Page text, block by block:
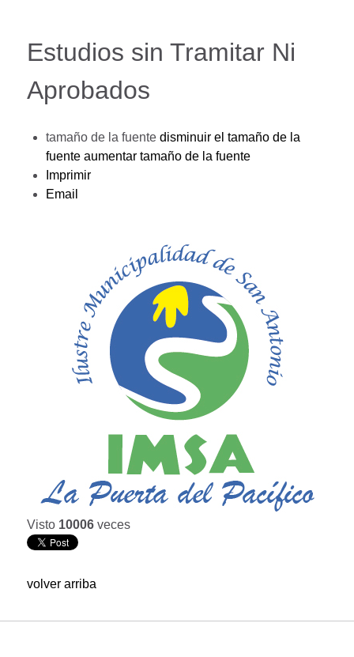
Estudios sin Tramitar Ni
Aprobados
tamaño de la fuente disminuir el tamaño de la
fuente aumentar tamaño de la fuente
Imprimir
Email
Visto 10006 veces
volver arriba